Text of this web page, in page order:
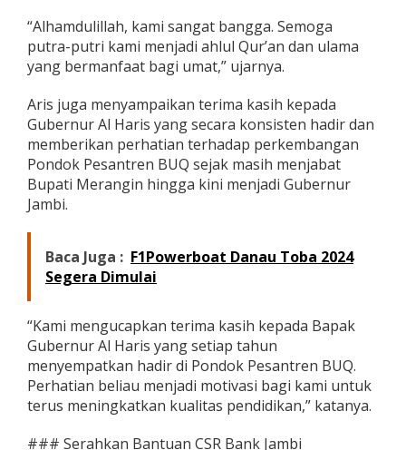
“Alhamdulillah, kami sangat bangga. Semoga
putra-putri kami menjadi ahlul Qur’an dan ulama
yang bermanfaat bagi umat,” ujarnya.
Aris juga menyampaikan terima kasih kepada
Gubernur Al Haris yang secara konsisten hadir dan
memberikan perhatian terhadap perkembangan
Pondok Pesantren BUQ sejak masih menjabat
Bupati Merangin hingga kini menjadi Gubernur
Jambi.
Baca Juga : F1Powerboat Danau Toba 2024
Segera Dimulai
“Kami mengucapkan terima kasih kepada Bapak
Gubernur Al Haris yang setiap tahun
menyempatkan hadir di Pondok Pesantren BUQ.
Perhatian beliau menjadi motivasi bagi kami untuk
terus meningkatkan kualitas pendidikan,” katanya.
### Serahkan Bantuan CSR Bank Jambi